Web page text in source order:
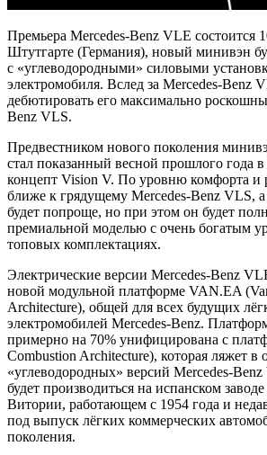
Премьера Mercedes-Benz VLE состоится
Штутгарте (Германия), новый минивэн
с «углеводородными» силовыми
электромобиля. Вслед за Mercedes-Benz
дебютировать его максимально
Benz VLS.
Предвестником нового поколения
стал показанный весной прошлого года
концепт Vision V. По уровню комфорта и
ближе к грядущему Mercedes-Benz VLS,
будет попроще, но при этом он будет
премиальной моделью с очень богатым
топовых комплектациях.
Электрические версии Mercedes-Benz
новой модульной платформе VAN.EA
Architecture), общей для всех будущих
электромобилей Mercedes-Benz.
примерно на 70% унифицирована с
Combustion Architecture), которая ляжет в
«углеводородных» версий Mercedes-
будет производиться на испанском
Витории, работающем с 1954 года и
под выпуск лёгких коммерческих
поколения.